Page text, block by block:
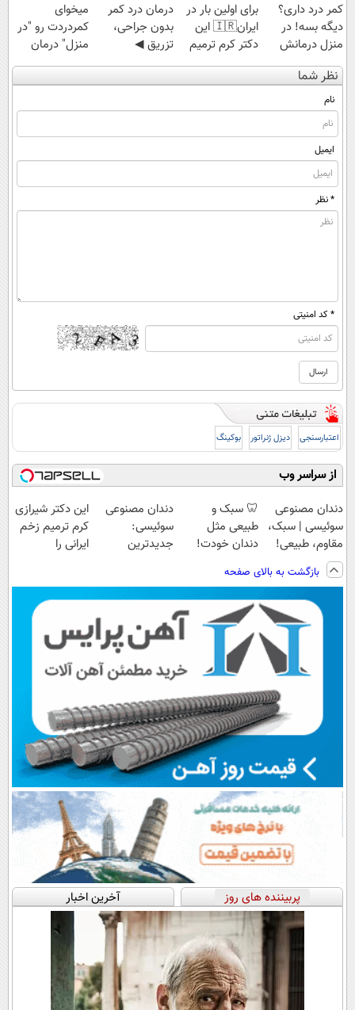
کمر درد داری؟
دیگه بسه! در
منزل درمانش
کن
(◀پرسش‌نامه)
برای اولین بار در
ایران🇮🇷 این
دکتر کرم ترمیم
کننده 23 روزه
ساخت!
درمان درد کمر
بدون جراحی،
تزریق ◀
پرسش‌نامه رو پر
کن ▶
میخوای
کمردردت رو "در
منزل" درمان
کنی؟ (◂فیلم +
◂پرسش‌نامه)
نظر شما
نام
ایمیل
* نظر
* کد امنیتی
اعتبارسنجی دیزل ژنراتور بوکینگ
از سراسر وب
دندان مصنوعی
سوئیسی | سبک،
مقاوم، طبیعی!
ویزیت
رایگان+پرداخت
اقساطی😍
🦷 سبک و
طبیعی مثل
دندان خودت!
پرداخت اقساطی
💳 📍 تهران
دندان مصنوعی
سوئیسی:
جدیدترین
پرداخت قسطی
این دکتر شیرازی
کرم ترمیم زخم
ایرانی را
بازگشت به بالای صفحه
پربیننده های روز آخرین اخبار